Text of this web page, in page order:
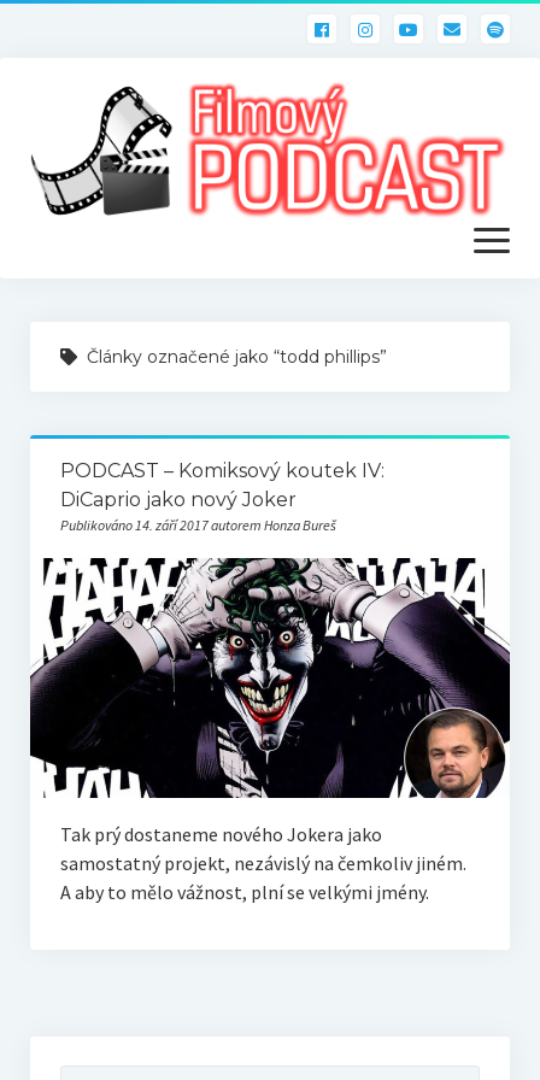
otevřít
menu
Filmový PODCAST
Sólo
RECENZE
Trailerpool
Když se řekne…
HOST – rozhovory
Články označené jako “todd phillips”
PODCAST – Komiksový koutek IV:
DiCaprio jako nový Joker
Publikováno 14. září 2017 autorem Honza Bureš
Tak prý dostaneme nového Jokera jako
samostatný projekt, nezávislý na čemkoliv jiném.
A aby to mělo vážnost, plní se velkými jmény.